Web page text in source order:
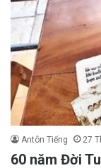
Antôn Tiếng 27
60 năm Đời